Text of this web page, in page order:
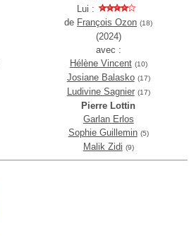
Lui :
de François Ozon (18)
(2024)
avec :
Hélène Vincent (10)
Josiane Balasko (17)
Ludivine Sagnier (17)
Pierre Lottin
Garlan Erlos
Sophie Guillemin (5)
Malik Zidi (9)